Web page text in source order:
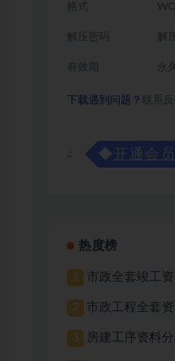
格式
解压密码 解
有效期 永
下载遇到问题？ 联系
◆ 开通会
热度榜
1 市政全套竣工
2 市政工程全套
3 房建工序资料